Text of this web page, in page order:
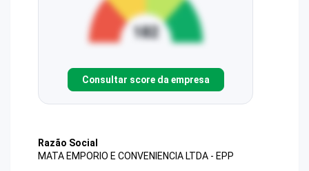
Consultar score da empresa
Razão Social
MATA EMPORIO E CONVENIENCIA LTDA - EPP